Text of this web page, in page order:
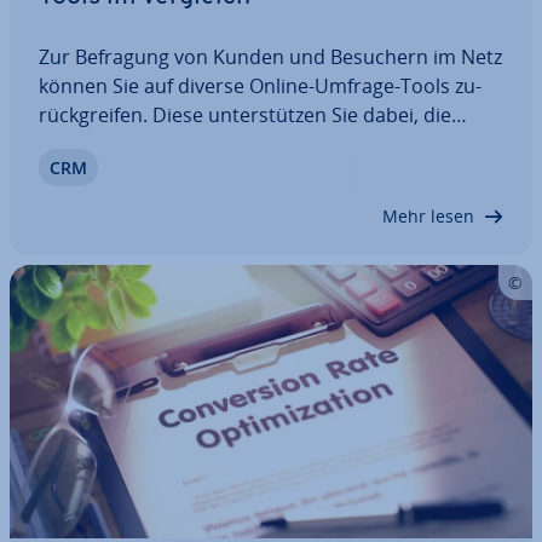
Zur Befragung von Kunden und Besuchern im Netz
können Sie auf diverse Online-Umfrage-Tools zu­
rück­grei­fen. Diese un­ter­stüt­zen Sie dabei, die
per­so­nen zu senden und die Er­geb­nis­se am Ende
CRM
Mehr lesen